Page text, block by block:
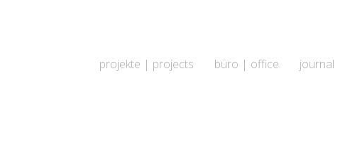
projekte | projects büro | office journal